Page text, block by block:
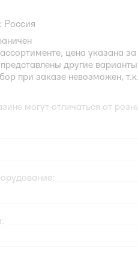
Россия
цена указана
другие
при заказе невозможен,
могут отличаться от